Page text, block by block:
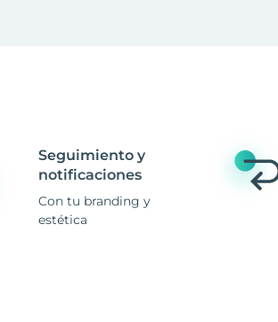
Seguimiento y
notificaciones
Con tu branding y
estética